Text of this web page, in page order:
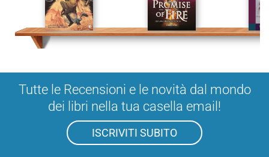
Tutte le Recensioni e le novità dal mondo
dei libri nella tua casella email!
ISCRIVITI SUBITO